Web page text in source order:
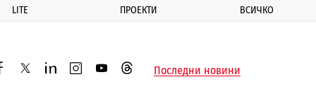
LITE ПРОЕКТИ ВСИЧКО
twitterlinkedininstagram
youtubethreadsПоследни новини